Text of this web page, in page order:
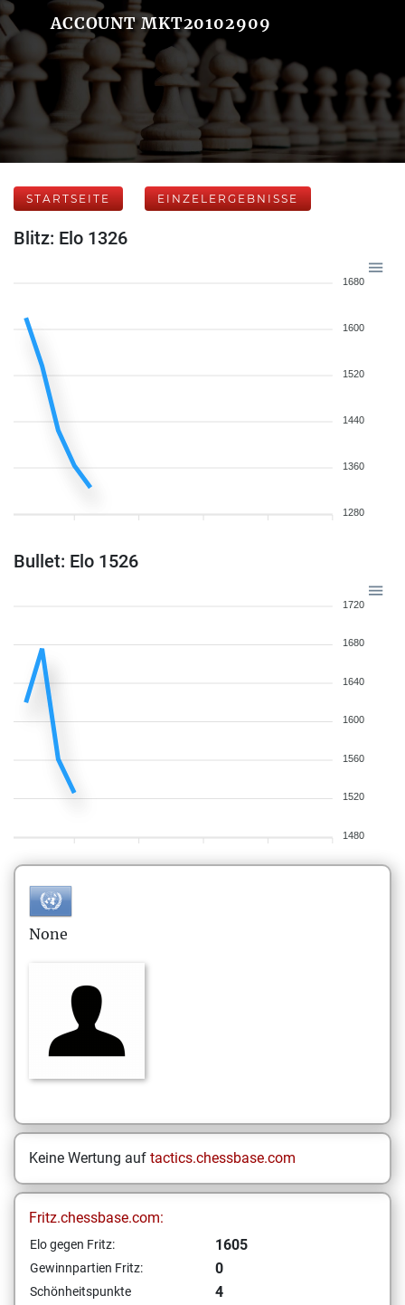
ACCOUNT MKT20102909
STARTSEITE EINZELERGEBNISSE
Blitz: Elo 1326
1680
1600
1520
1440
1360
1280
Bullet: Elo 1526
1720
1680
1640
1600
1560
1520
1480
None
Keine Wertung auf tactics.chessbase.com
Fritz.chessbase.com:
Elo gegen Fritz: 1605
Gewinnpartien Fritz: 0
Schönheitspunkte
4